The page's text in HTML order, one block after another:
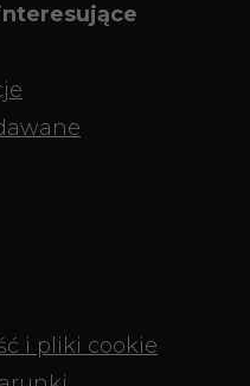
i pliki cookie